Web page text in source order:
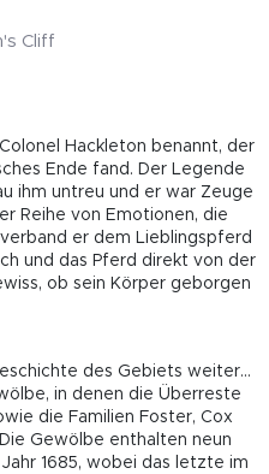
Cliff
Hackleton benannt, der
Ende fand. Der Legende
ihm untreu und er war Zeuge
Reihe von Emotionen, die
er dem Lieblingspferd
und das Pferd direkt von der
ob sein Körper geborgen
des Gebiets weiter…
in denen die Überreste
die Familien Foster, Cox
Gewölbe enthalten neun
1685, wobei das letzte im